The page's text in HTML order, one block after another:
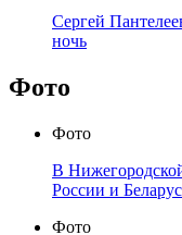
Сергей
ночь
Фото
Фото
В
России и
Фото